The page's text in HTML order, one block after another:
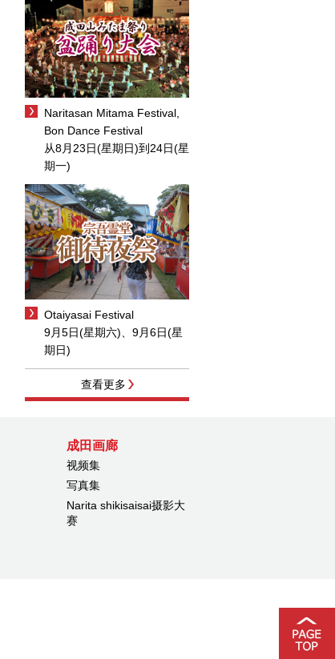
Naritasan Mitama Festival,
Bon Dance Festival
从8月23日(星期日)到24日(星
期一)
Otaiyasai Festival
9月5日(星期六)、9月6日(星
期日)
查看更多
成田画廊
视频集
写真集
Narita shikisaisai摄影大
赛